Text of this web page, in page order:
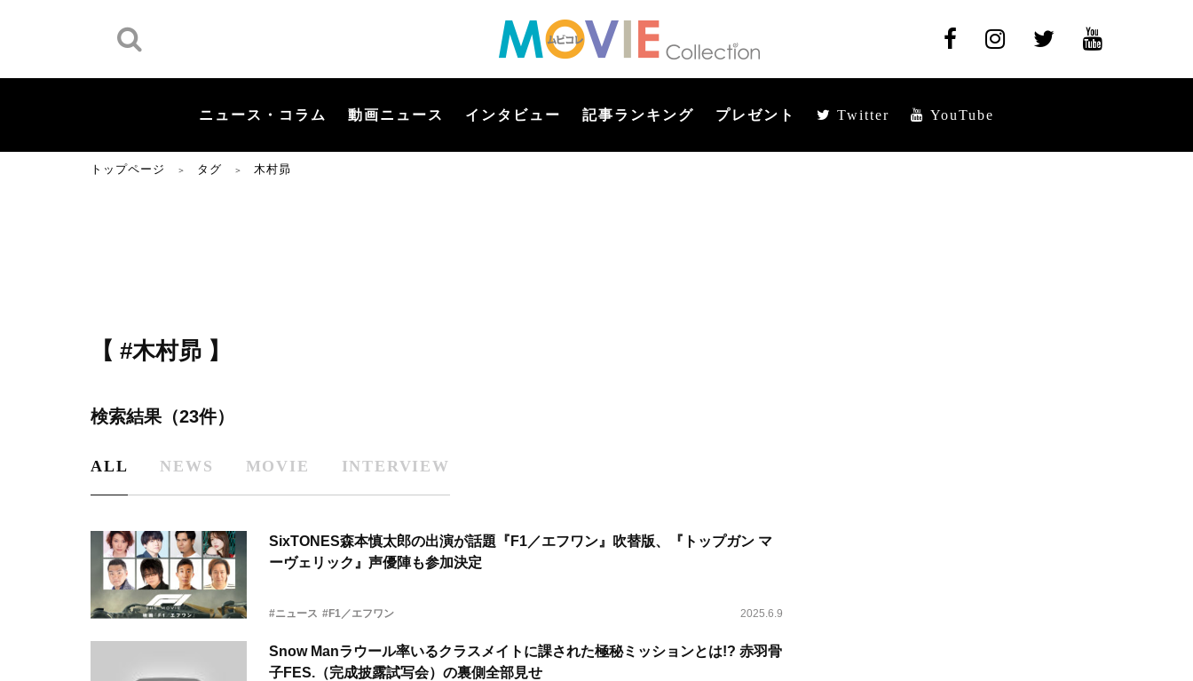
ニュース・コラム 動画ニュース インタビュー 記事ランキング プレゼント Twitter YouTube
トップページ ＞ タグ ＞ 木村昴
【 #木村昴 】
検索結果（23件）
ALL NEWS MOVIE INTERVIEW
SixTONES森本慎太郎の出演が話題『F1／エフワン』吹替版、『トップガン マ
ーヴェリック』声優陣も参加決定
#ニュース #F1／エフワン 2025.6.9
Snow Manラウール率いるクラスメイトに課された極秘ミッションとは!? 赤羽骨
子FES.（完成披露試写会）の裏側全部見せ